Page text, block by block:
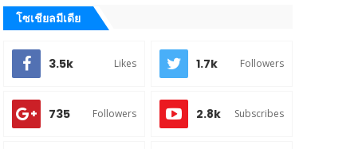
โซเชียลมีเดีย
3.5k Likes 1.7k Followers
735 Followers 2.8k Subscribes